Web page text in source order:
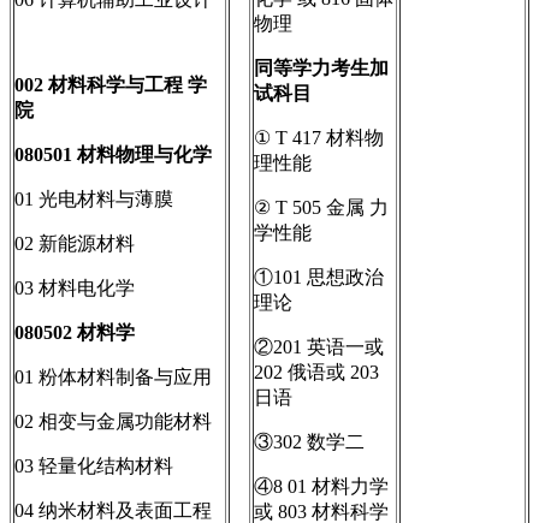
002材料科学与工程 学
院
080501材料物理与化学
01 光电材料与薄膜
02 新能源材料
03 材料电化学
080502材料学
01 粉体材料制备与应用
02 相变与金属功能材料
03 轻量化结构材料
04 纳米材料及表面工程
物理
同等学力考生加
试科目
① T 417 材料物
理性能
② T 505 金属 力
学性能
①101 思想政治
理论
②201 英语一或
202 俄语或 203
日语
③302 数学二
④8 01 材料力学
或 803 材料科学